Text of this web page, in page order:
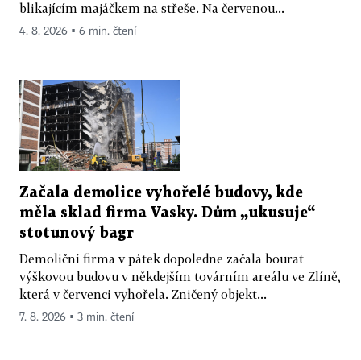
blikajícím majáčkem na střeše. Na červenou...
4. 8. 2026 ▪ 6 min. čtení
Začala demolice vyhořelé budovy, kde
měla sklad firma Vasky. Dům „ukusuje“
stotunový bagr
Demoliční firma v pátek dopoledne začala bourat
výškovou budovu v někdejším továrním areálu ve Zlíně,
která v červenci vyhořela. Zničený objekt...
7. 8. 2026 ▪ 3 min. čtení